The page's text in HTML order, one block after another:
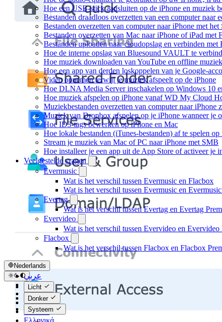
Hoe een USB-stick aansluiten op de iPhone en muziek
Bestanden draadloos overzetten van een computer naar
Bestanden overzetten van computer naar iPhone met
Bestanden overzetten van Mac naar iPhone of iPad met
Bestanden uploaden naar cloudopslag en verbinden
Hoe de interne opslag van Bluesound VAULT te
Hoe muziek downloaden van YouTube en offline
Hoe een app van derden loskoppelen van je Google-
Video opnemen terwijl je muziek afspeelt op de iPhone
Hoe DLNA Media Server inschakelen op Windows 10
Hoe muziek afspelen op iPhone vanaf WD My Cloud
Muziekbestanden overzetten van computer naar
Muziek van Dropbox afspelen op je iPhone wanneer je
Hoe ID3-tags bewerken op iPhone en Mac
Hoe lokale bestanden (iTunes-bestanden) af te spelen
Stream je muziek van Mac of PC naar iPhone met SMB
Hoe installeer je een app uit de App Store of activeer je
Veelgestelde vragen
Evermusic
Wat is het verschil tussen Evermusic en Flacbox
Wat is het verschil tussen Evermusic en
Evertag
Wat is het verschil tussen Evertag en Evertag
Evervideo
Wat is het verschil tussen Evervideo en Evervideo
Flacbox
Wat is het verschil tussen Flacbox en Flacbox
Nederlands
عربي
Català
Čeština
Dansk
Deutsch
Ελληνικά
Licht
Donker
Systeem